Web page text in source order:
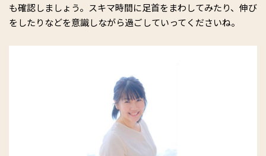
も確認しましょう。スキマ時間に足首をまわしてみたり、伸び
をしたりなどを意識しながら過ごしていってくださいね。